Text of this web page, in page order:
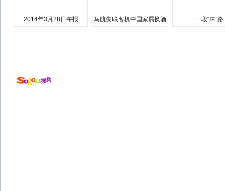
2014年3月28日午报
马航失联客机中国家属换酒
一段“沫”路